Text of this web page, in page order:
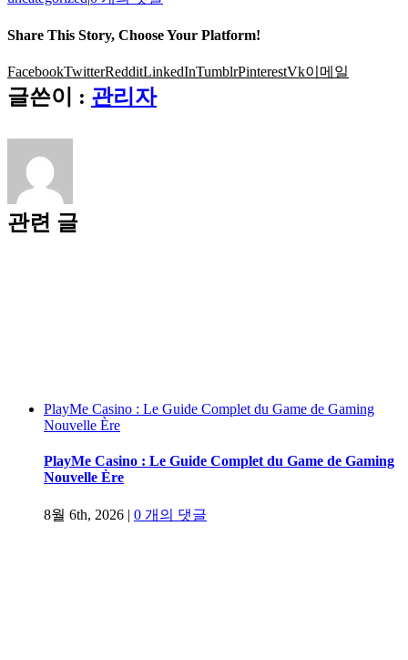
Share This Story, Choose Your Platform!
FacebookTwitterRedditLinkedInTumblrPinterestVk이메일
글쓴이 : 관리자
관련 글
PlayMe Casino : Le Guide Complet du Game de Gaming
Nouvelle Ère
PlayMe Casino : Le Guide Complet du Game de Gaming
Nouvelle Ère
8월 6th, 2026 | 0 개의 댓글